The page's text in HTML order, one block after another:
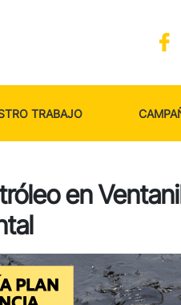
TRABAJO
en